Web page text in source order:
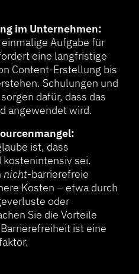
im Unternehmen:
Aufgabe für
eine langfristige
Content-Erstellung bis
Schulungen und
dafür, dass das
angewendet wird.
ist, dass
sei.
nicht-barrierefreie
Kosten – etwa durch
oder
Sie die Vorteile
ist eine